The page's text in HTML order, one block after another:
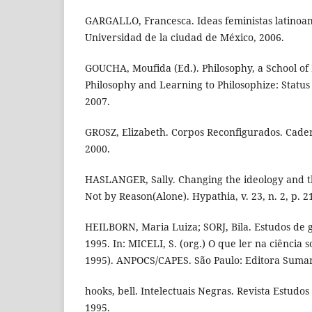
GARGALLO, Francesca. Ideas feministas
Universidad de la ciudad de México, 2006.
GOUCHA, Moufida (Ed.). Philosophy, a School
Philosophy and Learning to Philosophize: Status
2007.
GROSZ, Elizabeth. Corpos Reconfigurados.
2000.
HASLANGER, Sally. Changing the ideology and
Not by Reason(Alone). Hypathia, v. 23, n. 2, p.
HEILBORN, Maria Luiza; SORJ, Bila. Estudos de
1995. In: MICELI, S. (org.) O que ler na ciência
1995). ANPOCS/CAPES. São Paulo: Editora
hooks, bell. Intelectuais Negras. Revista
1995.